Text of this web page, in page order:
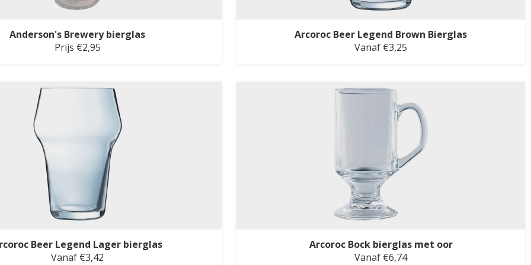
Anderson's Brewery bierglas
Prijs €2,95
Arcoroc Beer Legend Brown Bierglas
Vanaf €3,25
Beer Legend Lager bierglas
Vanaf €3,42
Arcoroc Bock bierglas met oor
Vanaf €6,74